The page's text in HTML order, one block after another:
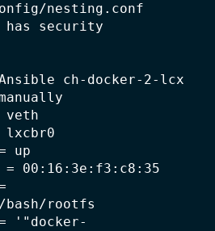
nesting.conf
has security
ch-docker-2-lcx
up
00:16:3e:f3:c8:35
rootfs
'"docker-